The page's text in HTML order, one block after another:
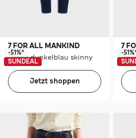
7 FOR ALL MANKIND
Jeans dunkelblau skinny
-51%*
SUNDEAL
Jetzt shoppen
7
-